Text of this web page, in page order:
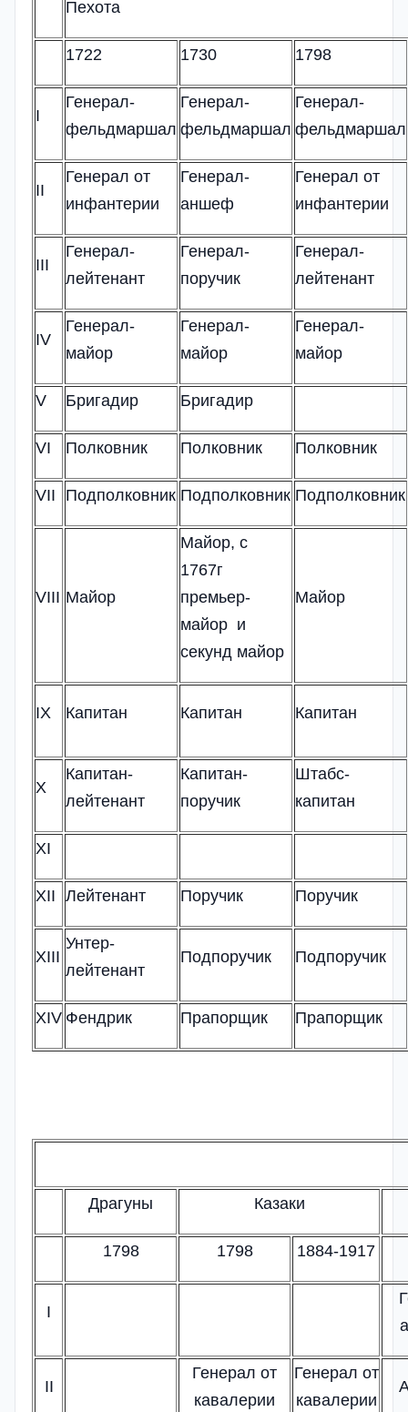
Пехота
1722 1730 1798
I
Генерал-
фельдмаршал
Генерал-
фельдмаршал
Генерал-
фельдмаршал
II
Генерал от
инфантерии
Генерал-
аншеф
Генерал от
инфантерии
III
Генерал-
лейтенант
Генерал-
поручик
Генерал-
лейтенант
IV
Генерал-
майор
Генерал-
майор
Генерал-
майор
V Бригадир Бригадир
VI Полковник Полковник Полковник
VII Подполковник Подполковник Подполковник
VIII Майор
Майор, с
1767г
премьер-
майор и
секунд майор
Майор
IX Капитан Капитан Капитан
X
Капитан-
лейтенант
Капитан-
поручик
Штабс-
капитан
XI
XII Лейтенант Поручик Поручик
XIII
Унтер-
лейтенант
Подпоручик Подпоручик
XIV Фендрик Прапорщик Прапорщик
Драгуны Казаки
1798 1798 1884-1917
I
II
Генерал от
кавалерии
Генерал от
кавалерии